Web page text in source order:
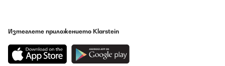
Изтеглете приложението Klarstein